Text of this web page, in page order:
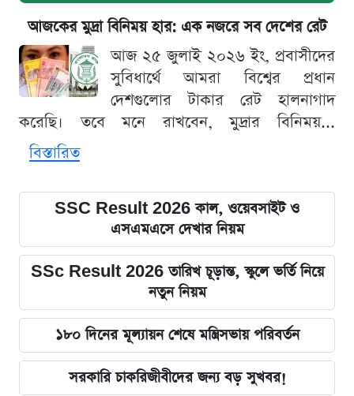
আজকের মুদ্রা বিনিময় হার: এক নজরে সব দেশের রেট
আজ ২৫ জুলাই ২০২৬ ইং, প্রবাসীদের
সুবিধার্থে আমরা বিশ্বের প্রধান
দেশগুলোর টাকার রেট হালনাগাদ
করেছি। তবে মনে রাখবেন, মুদ্রার বিনিময়...
বিস্তারিত
SSC Result 2026 কাল, ওয়েবসাইট ও
এসএমএসে দেখার নিয়ম
SSc Result 2026 তারিখ চূড়ান্ত, স্কুলে ভর্তি নিয়ে
নতুন নিয়ম
১৮০ দিনের মূল্যায়ন শেষে মন্ত্রিসভায় পরিবর্তন
সরকারি চাকরিজীবীদের জন্য বড় সুখবর!